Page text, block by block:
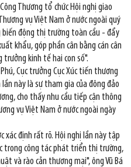
Thương tổ chức Hội nghị giao
vụ Việt Nam ở nước ngoài quý
biến động thị trường toàn cầu - đẩy
khẩu, góp phần cân bằng cán cân
kinh tế hai con số".
Cục trưởng Cục Xúc tiến thương
này là sự tham gia của đông đảo
cho thấy nhu cầu tiếp cận thông
vụ Việt Nam ở nước ngoài ngày
xác định rất rõ. Hội nghị lần này tập
trong công tác phát triển thị trường,
và rào cản thương mại", ông Vũ Bá